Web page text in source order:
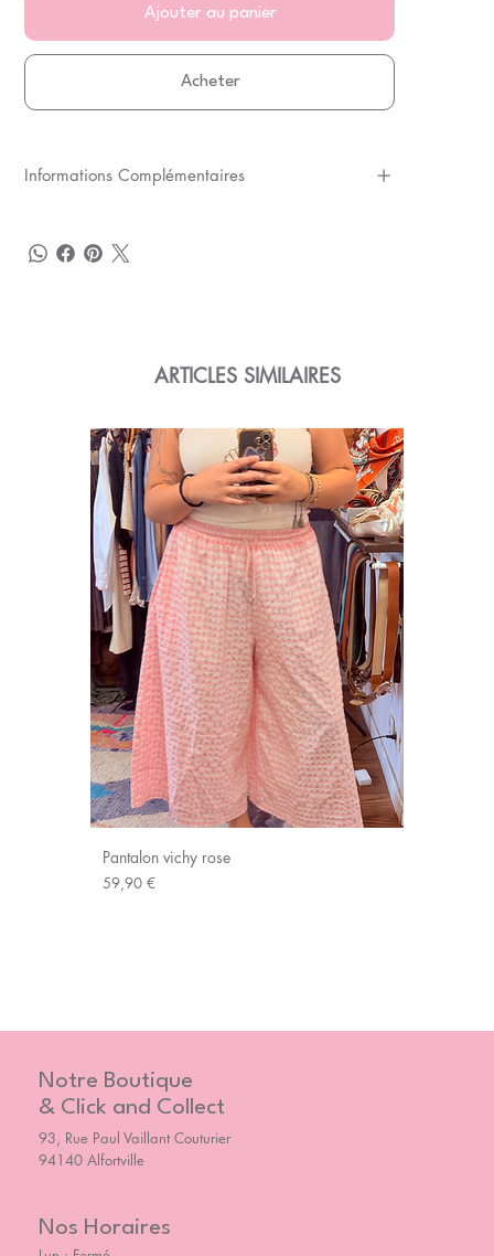
Ajouter au panier
Acheter
Informations Complémentaires
ARTICLES SIMILAIRES
Pantalon vichy rose
Prix
59,90 €
Notre Boutique
& Click and Collect
93, Rue Paul Vaillant Couturier
94140 Alfortville
Nos Horaires